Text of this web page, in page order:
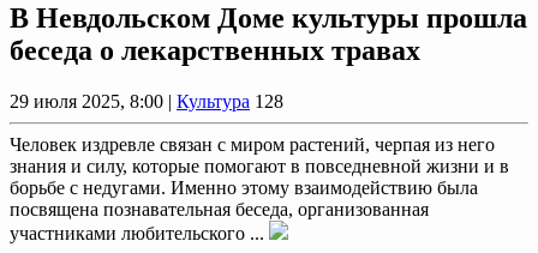
В Невдольском Доме культуры прошла
беседа о лекарственных травах
29 июля 2025, 8:00 | Культура 128
Человек издревле связан с миром растений, черпая из него
знания и силу, которые помогают в повседневной жизни и в
борьбе с недугами. Именно этому взаимодействию была
посвящена познавательная беседа, организованная
участниками любительского ...